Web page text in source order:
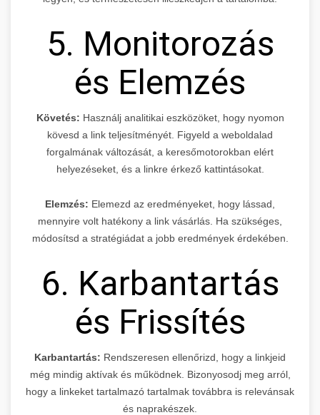
5. Monitorozás
és Elemzés
Követés: Használj analitikai eszközöket, hogy nyomon
kövesd a link teljesítményét. Figyeld a weboldalad
forgalmának változását, a keresőmotorokban elért
helyezéseket, és a linkre érkező kattintásokat.
Elemzés: Elemezd az eredményeket, hogy lássad,
mennyire volt hatékony a link vásárlás. Ha szükséges,
módosítsd a stratégiádat a jobb eredmények érdekében.
6. Karbantartás
és Frissítés
Karbantartás: Rendszeresen ellenőrizd, hogy a linkjeid
még mindig aktívak és működnek. Bizonyosodj meg arról,
hogy a linkeket tartalmazó tartalmak továbbra is relevánsak
és naprakészek.